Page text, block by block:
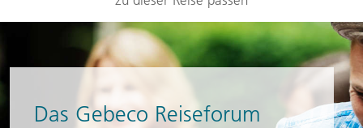
Das Gebeco Reiseforum